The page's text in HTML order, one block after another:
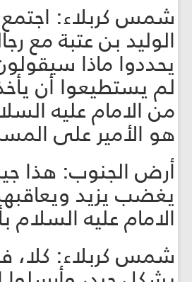
شمس كربلاء: اجتمع
الوليد بن عتبة مع
يحددوا ماذا
لم يستطيعوا أن
من الامام عليه
هو الأمير على
أرض الجنوب: هذا
يغضب يزيد
الامام عليه السلام
شمس كربلاء: كلا،